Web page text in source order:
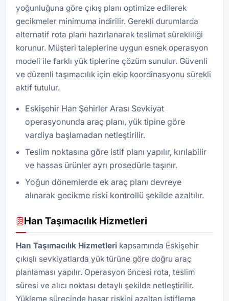
yoğunluğuna göre çıkış planı optimize edilerek
gecikmeler minimuma indirilir. Gerekli durumlarda
alternatif rota planı hazırlanarak teslimat sürekliliği
korunur. Müşteri taleplerine uygun esnek operasyon
modeli ile farklı yük tiplerine çözüm sunulur. Güvenli
ve düzenli taşımacılık için ekip koordinasyonu sürekli
aktif tutulur.
Eskişehir Han Şehirler Arası Sevkiyat
operasyonunda araç planı, yük tipine göre
vardiya başlamadan netleştirilir.
Teslim noktasına göre istif planı yapılır, kırılabilir
ve hassas ürünler ayrı prosedürle taşınır.
Yoğun dönemlerde ek araç planı devreye
alınarak gecikme riski kontrollü şekilde azaltılır.
Han Taşımacılık Hizmetleri
Han Taşımacılık Hizmetleri kapsamında Eskişehir
çıkışlı sevkiyatlarda yük türüne göre doğru araç
planlaması yapılır. Operasyon öncesi rota, teslim
süresi ve alıcı noktası detaylı şekilde netleştirilir.
Yükleme sürecinde hasar riskini azaltan istifleme